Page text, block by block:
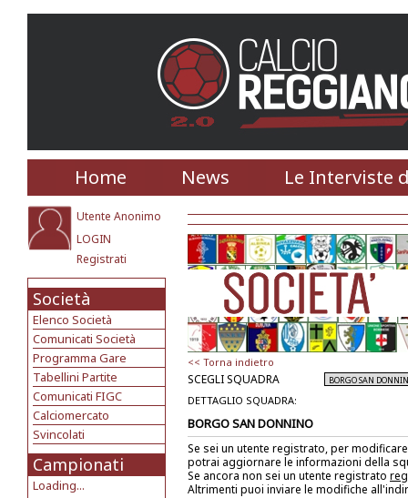
Home News Le Interviste
Utente Anonimo
LOGIN
Registrati
Società
Elenco Società
Comunicati Società
Programma Gare
Tabellini Partite
Comunicati FIGC
Calciomercato
Svincolati
Campionati
Loading...
<< Torna indietro
SCEGLI SQUADRA
DETTAGLIO SQUADRA:
BORGO SAN DONNINO
Se sei un utente registrato, per
potrai aggiornare le informazioni della
Se ancora non sei un utente registrato
Altrimenti puoi inviare le modifiche